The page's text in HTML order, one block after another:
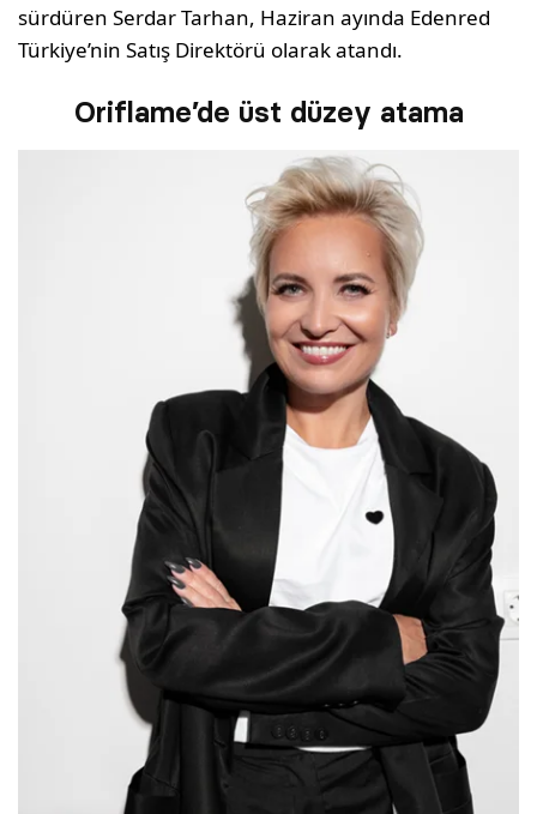
sürdüren Serdar Tarhan, Haziran ayında Edenred
Türkiye’nin Satış Direktörü olarak atandı.
Oriflame’de üst düzey atama